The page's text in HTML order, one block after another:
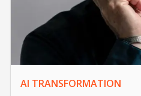
AI TRANSFORMATION